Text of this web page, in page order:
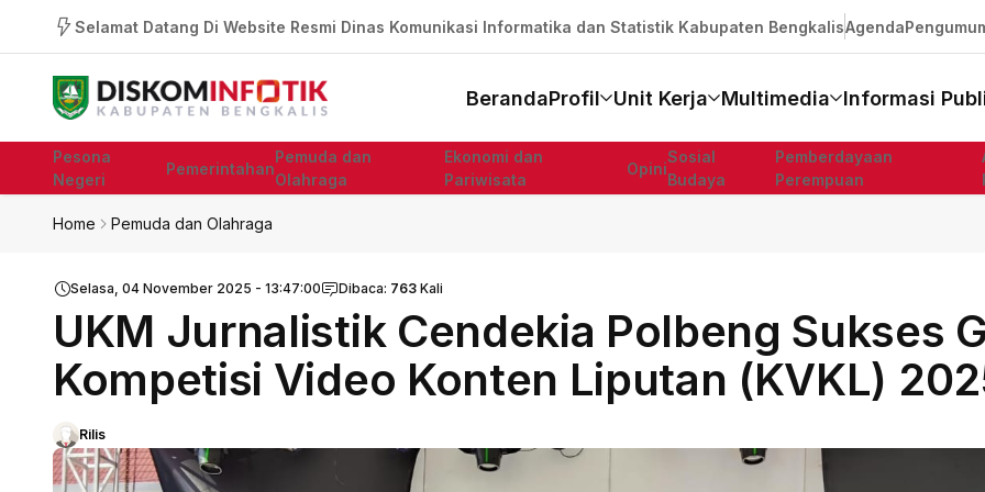
Selamat Datang Di Website Resmi Dinas Komunikasi Informatika dan Statistik Kabupaten BengkalisAgenda
BerandaProfil Unit Kerja Multimedia Informasi
Pesona
Negeri
Pemerintahan
Pemuda dan
Olahraga
Ekonomi dan
Pariwisata
Opini
Sosial
Budaya
Pemberdayaan
Perempuan
Home Pemuda dan Olahraga
Selasa, 04 November 2025 - 13:47:00 Dibaca: 763 Kali
UKM Jurnalistik Cendekia Polbeng Sukses
Kompetisi Video Konten Liputan (KVKL)
Rilis